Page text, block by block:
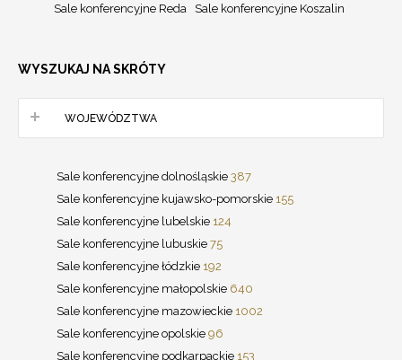
Sale konferencyjne Reda
Sale konferencyjne Koszalin
WYSZUKAJ NA SKRÓTY
WOJEWÓDZTWA
Sale konferencyjne dolnośląskie 387
Sale konferencyjne kujawsko-pomorskie 155
Sale konferencyjne lubelskie 124
Sale konferencyjne lubuskie 75
Sale konferencyjne łódzkie 192
Sale konferencyjne małopolskie 640
Sale konferencyjne mazowieckie 1002
Sale konferencyjne opolskie 96
Sale konferencyjne podkarpackie 153